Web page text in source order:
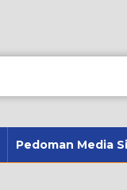
Pedoman Media